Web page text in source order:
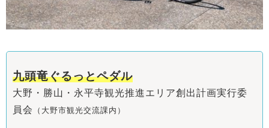
九頭竜ぐるっとペダル
大野・勝山・永平寺観光推進エリア創出計画実行委
員会
（大野市観光交流課内）